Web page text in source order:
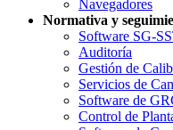
Navegadores
Normativa y
Software SG-
Auditoría
Gestión de
Servicios de
Software de
Control de